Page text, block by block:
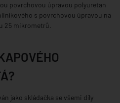
povrchovou úpravou polyuretan
s povrchovou úpravou na
25 mikrometrů.
jako skládačka se všemi díly